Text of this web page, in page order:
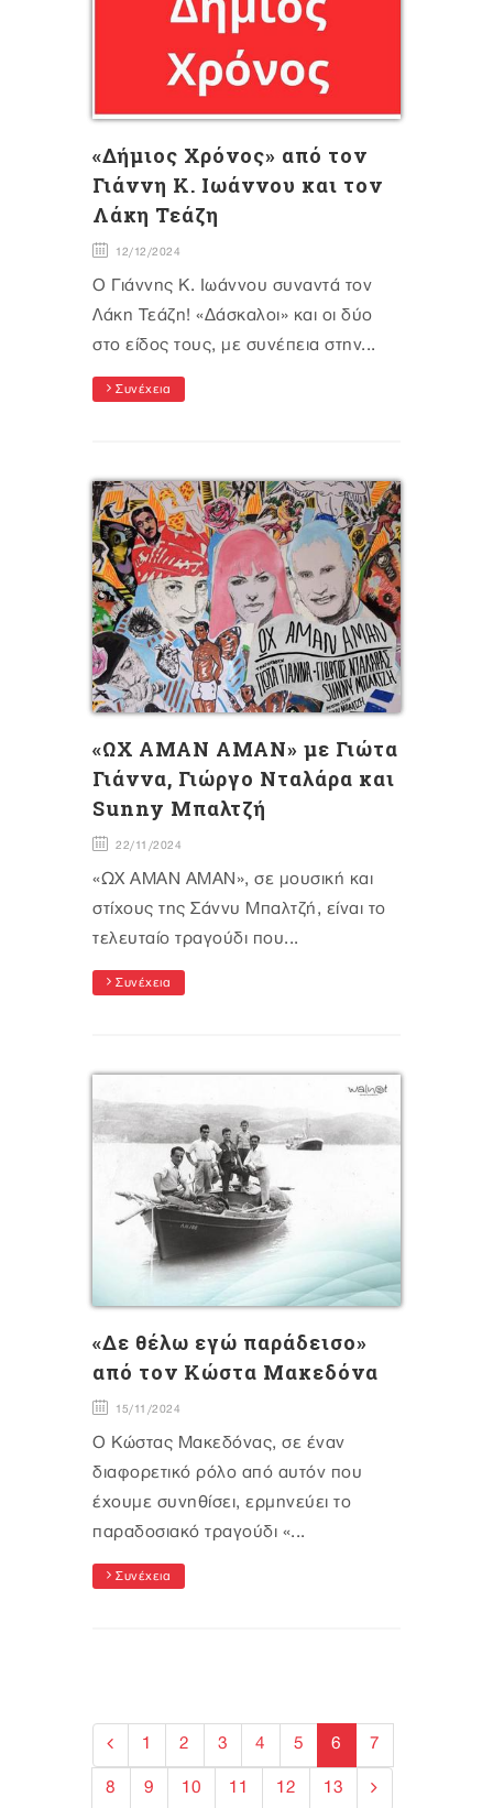
«Δήμιος Χρόνος» από τον
Γιάννη Κ. Ιωάννου και τον
Λάκη Τεάζη
12/12/2024
Ο Γιάννης Κ. Ιωάννου συναντά τον
Λάκη Τεάζη! «Δάσκαλοι» και οι δύο
στο είδος τους, με συνέπεια στην...
Συνέχεια
«ΩΧ ΑΜΑΝ ΑΜΑΝ» με Γιώτα
Γιάννα, Γιώργο Νταλάρα και
Sunny Μπαλτζή
22/11/2024
«ΩΧ ΑΜΑΝ ΑΜΑΝ», σε μουσική και
στίχους της Σάννυ Μπαλτζή, είναι το
τελευταίο τραγούδι που...
Συνέχεια
«Δε θέλω εγώ παράδεισο»
από τον Κώστα Μακεδόνα
15/11/2024
Ο Κώστας Μακεδόνας, σε έναν
διαφορετικό ρόλο από αυτόν που
έχουμε συνηθίσει, ερμηνεύει το
παραδοσιακό τραγούδι «...
Συνέχεια
1 2 3 4 5 6 7
8 9 10 11 12 13